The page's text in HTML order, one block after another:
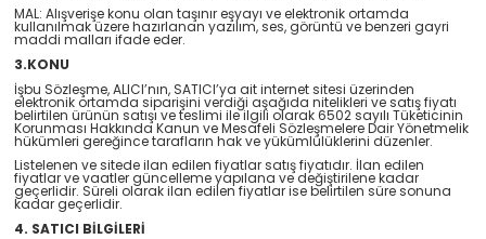
MAL: Alışverişe konu olan taşınır eşyayı ve elektronik ortamda
kullanılmak üzere hazırlanan yazılım, ses, görüntü ve benzeri gayri
maddi malları ifade eder.
3.KONU
İşbu Sözleşme, ALICI’nın, SATICI’ya ait internet sitesi üzerinden
elektronik ortamda siparişini verdiği aşağıda nitelikleri ve satış fiyatı
belirtilen ürünün satışı ve teslimi ile ilgili olarak 6502 sayılı Tüketicinin
Korunması Hakkında Kanun ve Mesafeli Sözleşmelere Dair Yönetmelik
hükümleri gereğince tarafların hak ve yükümlülüklerini düzenler.
Listelenen ve sitede ilan edilen fiyatlar satış fiyatıdır. İlan edilen
fiyatlar ve vaatler güncelleme yapılana ve değiştirilene kadar
geçerlidir. Süreli olarak ilan edilen fiyatlar ise belirtilen süre sonuna
kadar geçerlidir.
4. SATICI BİLGİLERİ